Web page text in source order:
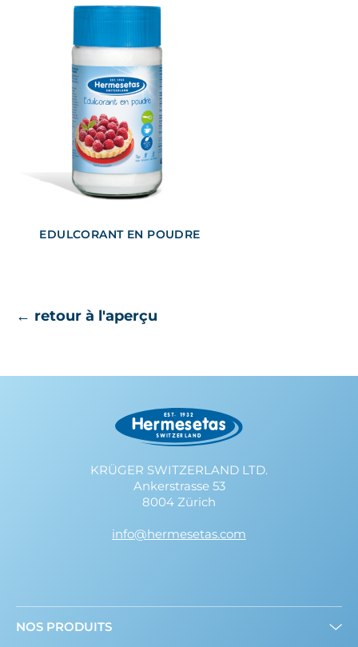
EDULCORANT EN POUDRE
← retour à l'aperçu
KRÜGER SWITZERLAND LTD.
Ankerstrasse 53
8004 Zürich
info@hermesetas.com
NOS PRODUITS